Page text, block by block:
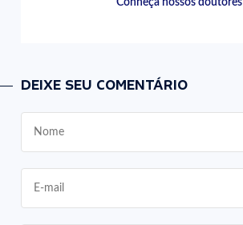
DEIXE SEU COMENTÁRIO